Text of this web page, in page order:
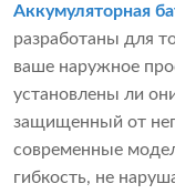
Аккумуляторная
разработаны для
ваше наружное
установлены ли
защищенный от
современные
гибкость, не